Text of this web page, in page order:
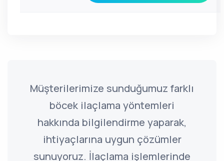
Müşterilerimize sunduğumuz farklı
böcek ilaçlama yöntemleri
hakkında bilgilendirme yaparak,
ihtiyaçlarına uygun çözümler
sunuyoruz. İlaçlama işlemlerinde